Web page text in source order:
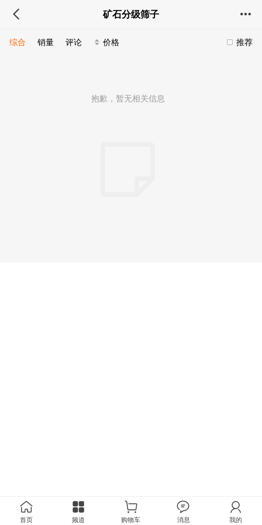
矿石分级筛子
推荐
综合 销量 评论 价格
抱歉，暂无相关信息
首页 频道 购物车 消息 我的